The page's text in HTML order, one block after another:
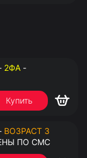
2ФА -
Купить
ВОЗРАСТ 3
ПО СМС